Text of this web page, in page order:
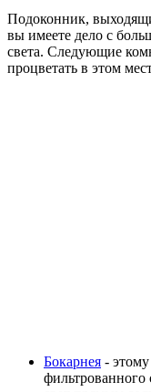
Подоконник,
вы имеете дело с
света. Следующие
процветать в этом
Бокарнея -
фильтрованного